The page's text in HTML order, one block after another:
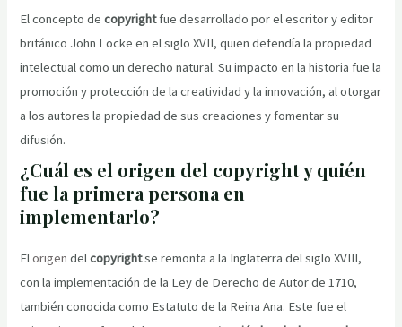
El concepto decopyrightfue desarrollado por el escritor y editor
británico John Locke en el siglo XVII, quien defendía la propiedad
intelectual como un derecho natural. Su impacto en la historia fue la
promoción y protección de la creatividad y la innovación, al otorgar
a los autores la propiedad de sus creaciones y fomentar su
difusión.
¿Cuál es el origen del copyright y quién
fue la primera persona en
implementarlo?
Elorigen delcopyrightse remonta a la Inglaterra del siglo XVIII,
con la implementación de la Ley de Derecho de Autor de 1710,
también conocida como Estatuto de la Reina Ana. Este fue el